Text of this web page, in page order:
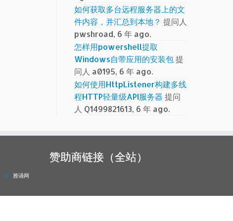
如何获取多台远程服务器上的文
件内容，并汇总到本地？ 提问人
pwshroad, 6 年 ago.
怎样用powershell提取
Windows自带应用的安装包提
问人 a0195, 6 年 ago.
如何使用HttpListener构建多线
程HTTP轻量级API服务器 提问
人 Q1499821613, 6 年 ago.
赞助商链接（全站）
雅诵网